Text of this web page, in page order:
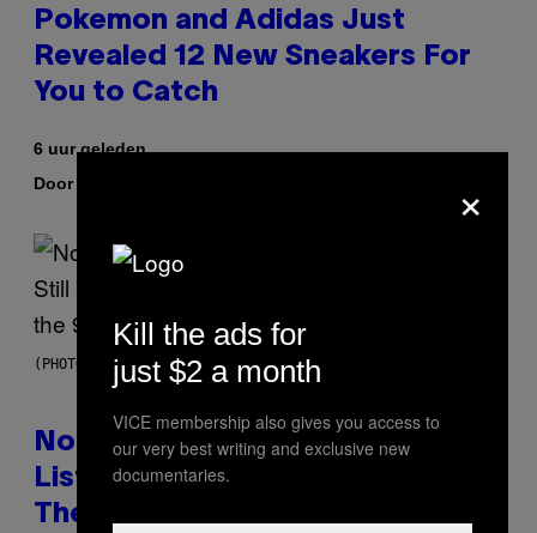
Pokemon and Adidas Just
Revealed 12 New Sneakers For
You to Catch
6 uur geleden
Door
(PHOTO BY DAVID CORIO/REDFERNS)
No Matter How Many Times We
Listen, We Still Can’t Explain
These 4 Rap Songs From the 90s
×
Kill the ads for
just $2 a month
VICE membership also gives you access to
our very best writing and exclusive new
documentaries.